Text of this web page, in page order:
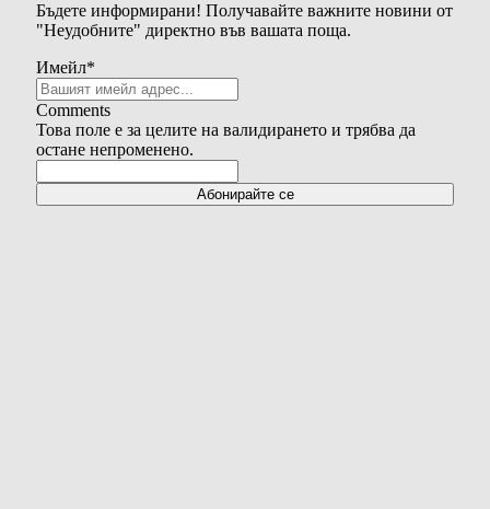
Бъдете информирани! Получавайте важните новини от
"Неудобните" директно във вашата поща.
Имейл*
Comments
Това поле е за целите на валидирането и трябва да
остане непроменено.